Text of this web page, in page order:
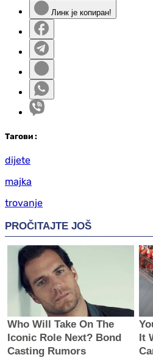
Линк је копиран!
Тагови :
dijete
majka
trovanje